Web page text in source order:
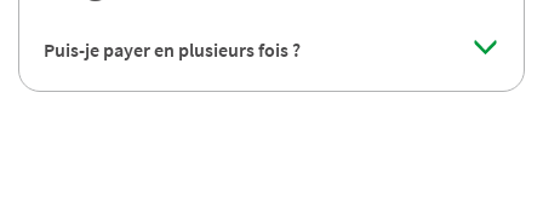
Puis-je payer en plusieurs fois ?